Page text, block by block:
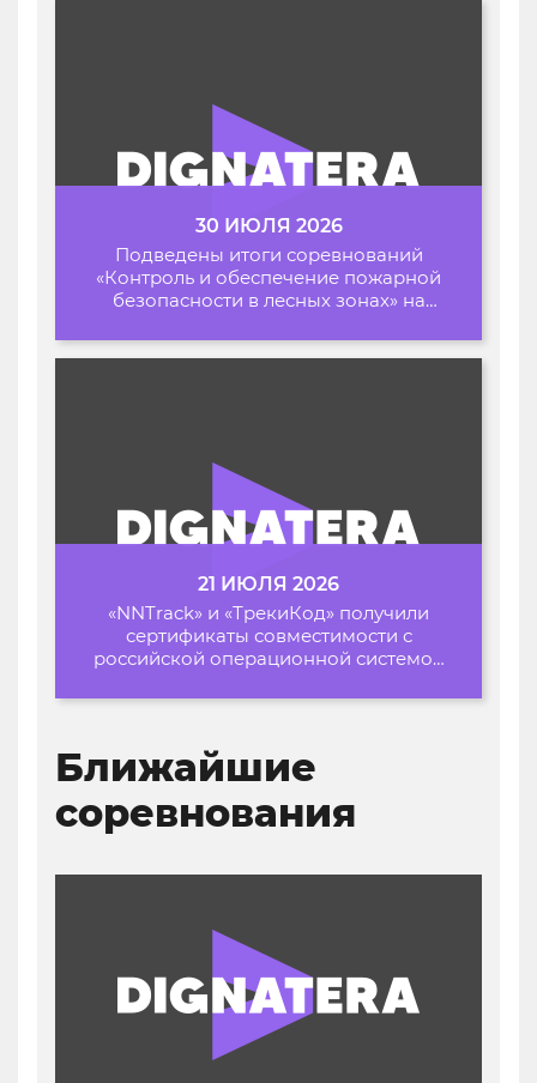
30 ИЮЛЯ 2026
Подведены итоги соревнований
«Контроль и обеспечение пожарной
безопасности в лесных зонах» на
21 ИЮЛЯ 2026
«NNTrack» и «ТрекиКод» получили
сертификаты совместимости с
российской операционной системой
Ближайшие
соревнования